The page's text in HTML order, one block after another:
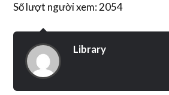
Số lượt người xem: 2054
Library